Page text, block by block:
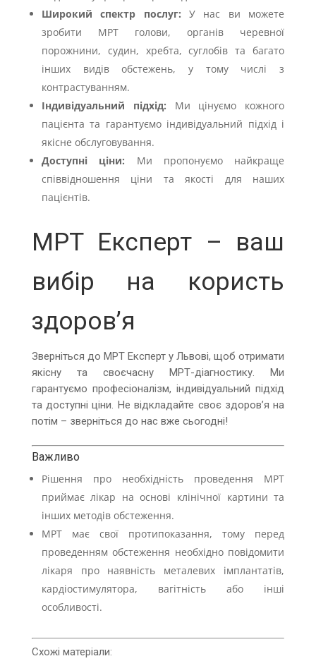
Широкий спектр послуг: У нас ви можете
зробити МРТ голови, органів черевної
порожнини, судин, хребта, суглобів та багато
інших видів обстежень, у тому числі з
контрастуванням.
Індивідуальний підхід: Ми цінуємо кожного
пацієнта та гарантуємо індивідуальний підхід і
якісне обслуговування.
Доступні ціни: Ми пропонуємо найкраще
співвідношення ціни та якості для наших
пацієнтів.
МРТ Експерт – ваш
вибір на користь
здоров’я
Зверніться до МРТ Експерт у Львові, щоб отримати
якісну та своєчасну МРТ-діагностику. Ми
гарантуємо професіоналізм, індивідуальний підхід
та доступні ціни. Не відкладайте своє здоров’я на
потім – зверніться до нас вже сьогодні!
Важливо
Рішення про необхідність проведення МРТ
приймає лікар на основі клінічної картини та
інших методів обстеження.
МРТ має свої протипоказання, тому перед
проведенням обстеження необхідно повідомити
лікаря про наявність металевих імплантатів,
кардіостимулятора, вагітність або інші
особливості.
Схожі матеріали: